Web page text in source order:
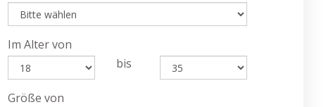
Im Alter von
bis
Größe von